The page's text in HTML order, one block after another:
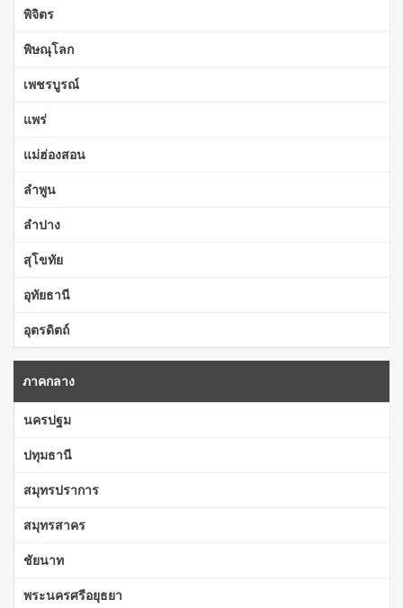
พิจิตร
พิษณุโลก
เพชรบูรณ์
แพร่
แม่ฮ่องสอน
ลำพูน
ลำปาง
สุโขทัย
อุทัยธานี
อุตรดิตถ์
ภาคกลาง
นครปฐม
ปทุมธานี
สมุทรปราการ
สมุทรสาคร
ชัยนาท
พระนครศรีอยุธยา